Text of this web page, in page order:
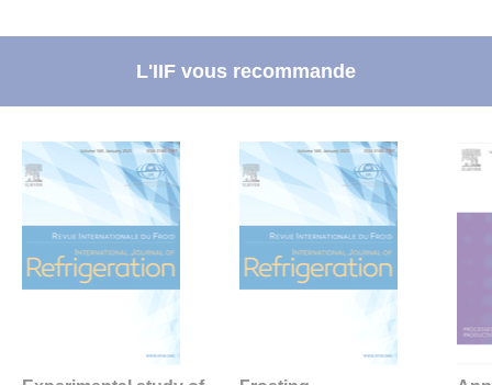
L'IIF vous recommande